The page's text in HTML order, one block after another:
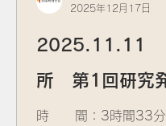
2025.11.11
所 第1回研究
時 間：3時間33分
2025年12月17日